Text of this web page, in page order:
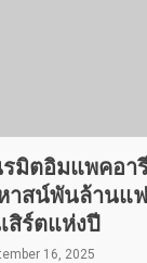
รมิตอิมแพคอา
าสน์พันล้านแ
สิร์ตแห่งปี
16, 2025